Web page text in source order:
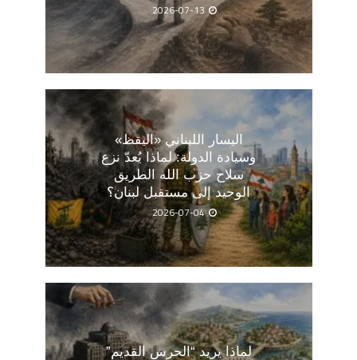
2026-07-13
اليسار اللبناني «اليقظ»
وسيادة الدولة: لماذا يُعدّ نزع
سلاح حزب الله الطريق
الوحيد إلى مستقبل لبنان؟
2026-07-04
لماذا يريد “الحرس القديم”